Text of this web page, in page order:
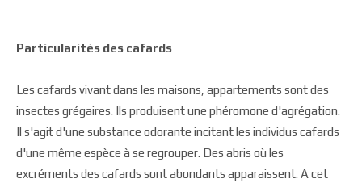
Particularités des cafards
Les cafards vivant dans les maisons, appartements sont des
insectes grégaires. Ils produisent une phéromone d'agrégation.
Il s'agit d'une substance odorante incitant les individus cafards
d'une même espèce à se regrouper. Des abris où les
excréments des cafards sont abondants apparaissent. A cet